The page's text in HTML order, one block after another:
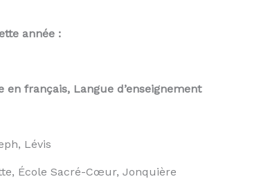
année :
en français, Langue d’enseignement
Lévis
École Sacré-Cœur, Jonquière